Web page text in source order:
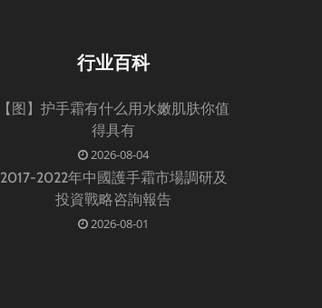
行业百科
【图】护手霜有什么用水嫩肌肤你值
得具有
2026-08-04
2017-2022年中國護手霜市場調研及
投資戰略咨詢報告
2026-08-01